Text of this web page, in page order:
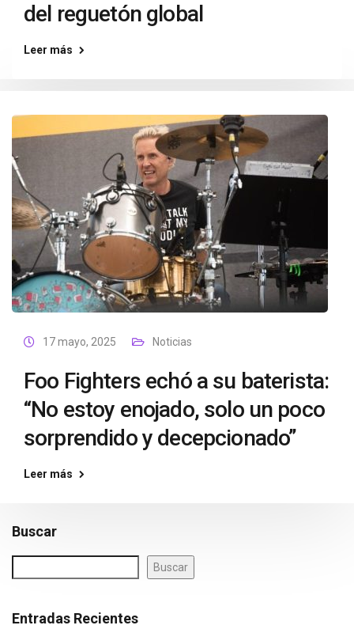
del reguetón global
Leer más
17 mayo, 2025 Noticias
Foo Fighters echó a su baterista:
“No estoy enojado, solo un poco
sorprendido y decepcionado”
Leer más
Buscar
Buscar
Entradas Recientes